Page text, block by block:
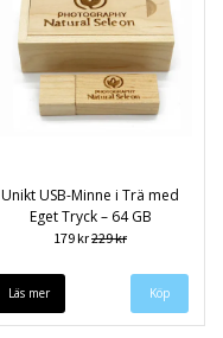
Unikt USB-Minne i Trä med
Eget Tryck – 64 GB
179 kr229 kr
Läs mer Köp